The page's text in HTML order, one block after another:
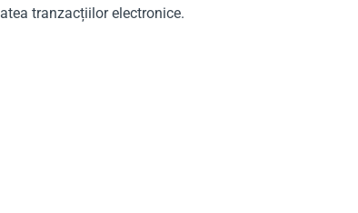
tranzacțiilor electronice.